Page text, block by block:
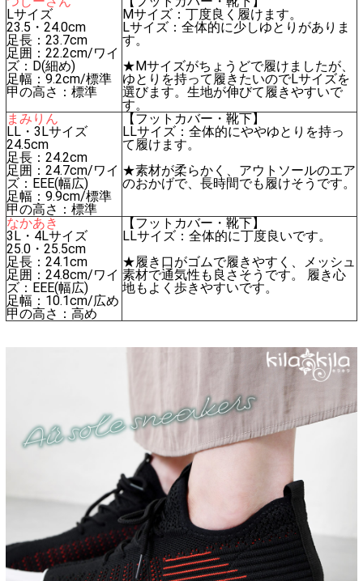
Lサイズ
23.5・24.0cm
足長：23.7cm
足囲：22.2cm/ワイ
ズ：D(細め)
足幅：9.2cm/標準
甲の高さ：標準
Mサイズ：丁度良く履けます。
Lサイズ：全体的に少しゆとりがありま
す。
★Mサイズがちょうどで履けましたが、
ゆとりを持って履きたいのでLサイズを
選びます。生地が伸びて履きやすいで
す。
まみりん
LL・3Lサイズ
24.5cm
足長：24.2cm
足囲：24.7cm/ワイ
ズ：EEE(幅広)
足幅：9.9cm/標準
甲の高さ：標準
【フットカバー・靴下】
LLサイズ：全体的にややゆとりを持っ
て履けます。
★素材が柔らかく、アウトソールのエア
のおかげで、長時間でも履けそうです。
なかあき
3L・4Lサイズ
25.0・25.5cm
足長：24.1cm
足囲：24.8cm/ワイ
ズ：EEE(幅広)
足幅：10.1cm/広め
甲の高さ：高め
【フットカバー・靴下】
LLサイズ：全体的に丁度良いです。
★履き口がゴムで履きやすく、メッシュ
素材で通気性も良さそうです。 履き心
地もよく歩きやすいです。